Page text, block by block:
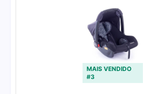
MAIS VENDIDO
#3